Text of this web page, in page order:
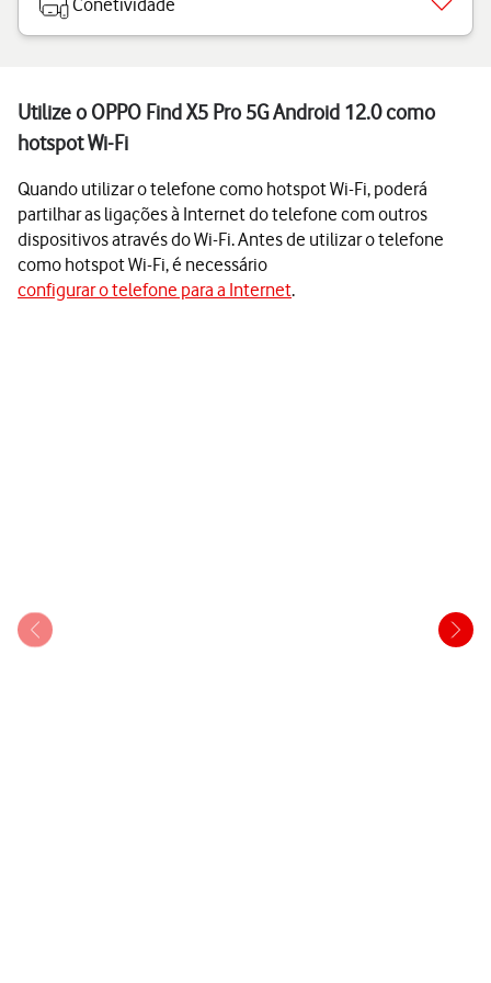
Conetividade
Utilize o OPPO Find X5 Pro 5G Android 12.0 como
hotspot Wi-Fi
Quando utilizar o telefone como hotspot Wi-Fi, poderá
partilhar as ligações à Internet do telefone com outros
dispositivos através do Wi-Fi. Antes de utilizar o telefone
como hotspot Wi-Fi, é necessário
configurar o telefone para a Internet.